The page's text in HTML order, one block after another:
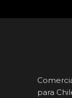
para